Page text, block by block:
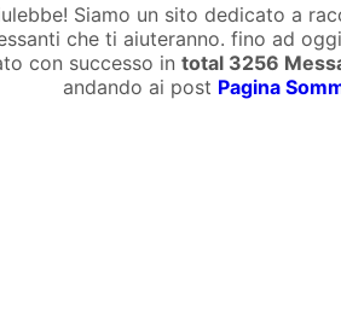
Siamo un sito dedicato a
che ti aiuteranno. fino ad
con successo in total 3256
andando ai post Pagina